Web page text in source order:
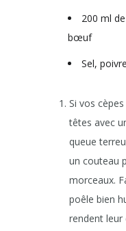
200 ml
bœuf
Sel, poivre
Si vos
têtes avec
queue
un couteau
morceaux.
poêle bien
rendent leur